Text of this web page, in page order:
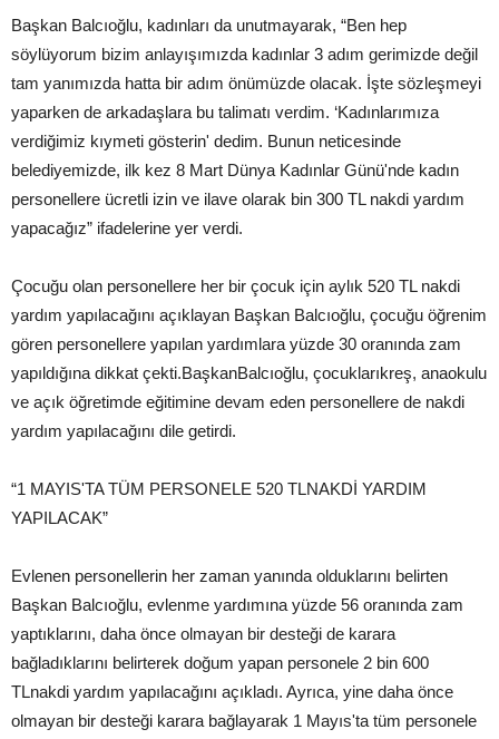
Başkan Balcıoğlu, kadınları da unutmayarak, “Ben hep
söylüyorum bizim anlayışımızda kadınlar 3 adım gerimizde değil
tam yanımızda hatta bir adım önümüzde olacak. İşte sözleşmeyi
yaparken de arkadaşlara bu talimatı verdim. ‘Kadınlarımıza
verdiğimiz kıymeti gösterin' dedim. Bunun neticesinde
belediyemizde, ilk kez 8 Mart Dünya Kadınlar Günü'nde kadın
personellere ücretli izin ve ilave olarak bin 300 TL nakdi yardım
yapacağız” ifadelerine yer verdi.
Çocuğu olan personellere her bir çocuk için aylık 520 TL nakdi
yardım yapılacağını açıklayan Başkan Balcıoğlu, çocuğu öğrenim
gören personellere yapılan yardımlara yüzde 30 oranında zam
yapıldığına dikkat çekti.BaşkanBalcıoğlu, çocuklarıkreş, anaokulu
ve açık öğretimde eğitimine devam eden personellere de nakdi
yardım yapılacağını dile getirdi.
“1 MAYIS'TA TÜM PERSONELE 520 TLNAKDİ YARDIM
YAPILACAK”
Evlenen personellerin her zaman yanında olduklarını belirten
Başkan Balcıoğlu, evlenme yardımına yüzde 56 oranında zam
yaptıklarını, daha önce olmayan bir desteği de karara
bağladıklarını belirterek doğum yapan personele 2 bin 600
TLnakdi yardım yapılacağını açıkladı. Ayrıca, yine daha önce
olmayan bir desteği karara bağlayarak 1 Mayıs'ta tüm personele